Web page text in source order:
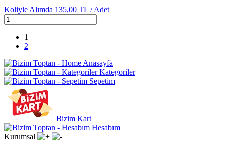
Koliyle Alımda 135,00 TL /Adet
1
2
Anasayfa
Kategoriler
Sepetim
Bizim Kart
Hesabım
Kurumsal